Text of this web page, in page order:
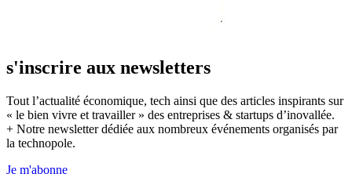
s'inscrire aux newsletters
Tout l’actualité économique, tech ainsi que des articles inspirants sur
« le bien vivre et travailler » des entreprises & startups d’inovallée.
+ Notre newsletter dédiée aux nombreux événements organisés par
la technopole.
Je m'abonne